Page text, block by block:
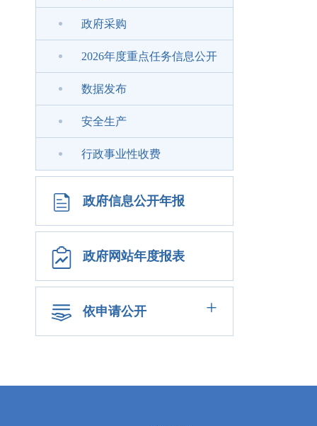
政府采购
2026年度重点任务信息公开
数据发布
安全生产
行政事业性收费
政府信息公开年报
政府网站年度报表
依申请公开 +